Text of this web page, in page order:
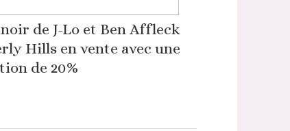
de J-Lo et Ben Affleck
Hills en vente avec une
de 20%